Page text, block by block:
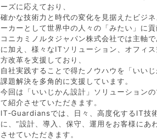
ーズに応えており、
確かな技術力と時代の変化を見据えたビジ
ーカーとして世界中の人々の「みたい」に貢
コニカミノルタジャパン株式会社では主軸
に加え、様々なITソリューション、オフィ
方改革を支援しており、
自社実践することで得たノウハウを「いい
課題解決を多角的に支援しています。
今回は「いいじかん設計」ソリューション
て紹介させていただきます。
IT‐Guardiansでは、日々、高度化するIT技
に、”設計、導入、保守、運用をお客様にあ
させていただきます。